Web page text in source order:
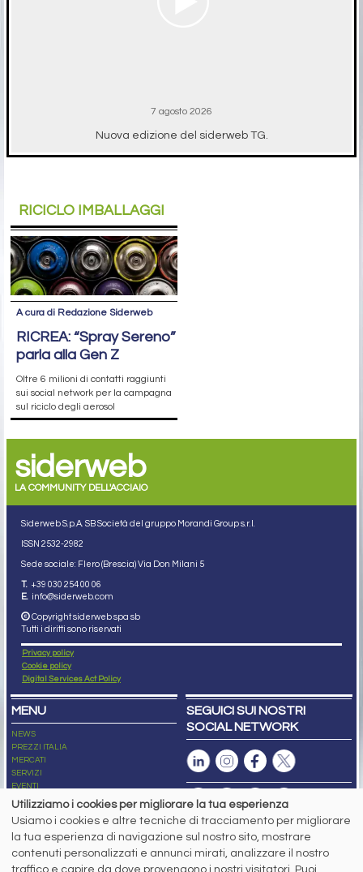
7 agosto 2026
Nuova edizione del siderweb TG.
RICICLO IMBALLAGGI
A cura di Redazione Siderweb
RICREA: “Spray Sereno”
parla alla Gen Z
Oltre 6 milioni di contatti raggiunti
sui social network per la campagna
sul riciclo degli aerosol
siderweb
LA COMMUNITY DELL'ACCIAIO
Siderweb S.p.A. SB Società del gruppo Morandi Group s.r.l.
ISSN 2532-2982
Sede sociale: Flero (Brescia) Via Don Milani 5
T. +39 030 254 00 06
E. info@siderweb.com
Copyright siderweb spa sb
Tutti i diritti sono riservati
Privacy policy
Cookie policy
Digital Services Act Policy
MENU
NEWS
PREZZI ITALIA
MERCATI
SERVIZI
EVENTI
ABBONAMENTI
NEWSLETTER
SEGUICI SUI NOSTRI
SOCIAL NETWORK
Capitale Sociale: 190.000€ interamente versato
Registro delle Imprese di Brescia
Codice Fiscale e Partita I.V.A.:IT03562320170
Utilizziamo i cookies per migliorare la tua esperienza
Usiamo i cookies e altre tecniche di tracciamento per migliorare
la tua esperienza di navigazione sul nostro sito, mostrare
contenuti personalizzati e annunci mirati, analizzare il nostro
traffico e capire da dove provengono i nostri visitatori. Puoi